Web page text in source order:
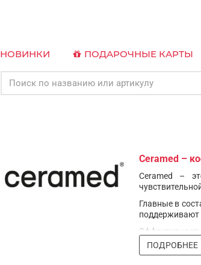
НОВИНКИ ПОДАРОЧНЫЕ КАРТЫ
Ceramed –
Ceramed –
Главные в
поддерживают
ПОДРОБНЕЕ